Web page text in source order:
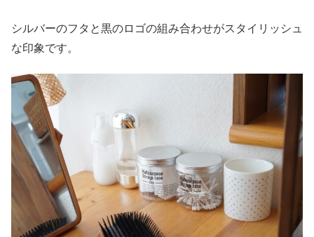
シルバーのフタと黒のロゴの組み合わせがスタイリッシュ
な印象です。